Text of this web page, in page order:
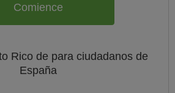
Comience
Rico de para ciudadanos de
España